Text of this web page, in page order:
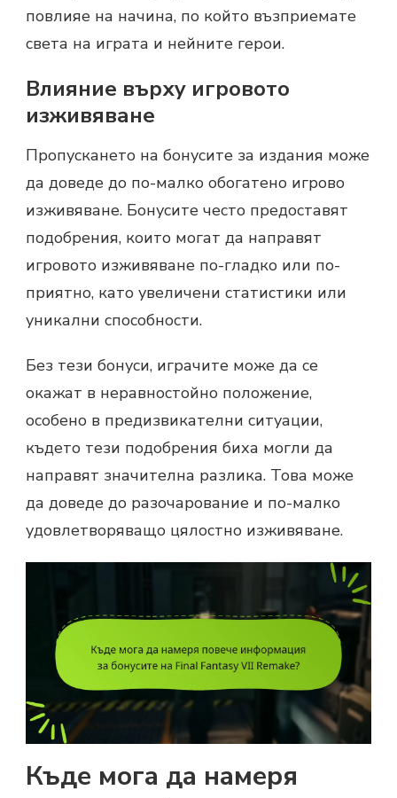
повлияе на начина, по който възприемате
света на играта и нейните герои.
Влияние върху игровото
изживяване
Пропускането на бонусите за издания може
да доведе до по-малко обогатено игрово
изживяване. Бонусите често предоставят
подобрения, които могат да направят
игровото изживяване по-гладко или по-
приятно, като увеличени статистики или
уникални способности.
Без тези бонуси, играчите може да се
окажат в неравностойно положение,
особено в предизвикателни ситуации,
където тези подобрения биха могли да
направят значителна разлика. Това може
да доведе до разочарование и по-малко
удовлетворяващо цялостно изживяване.
Къде мога да намеря